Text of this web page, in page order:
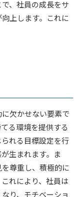
、社員の成長をサ
上します。これに
欠かせない要素で
る環境を提供する
れる目標設定を行
生まれます。ま
尊重し、積極的に
れにより、社員は
り、モチベーショ